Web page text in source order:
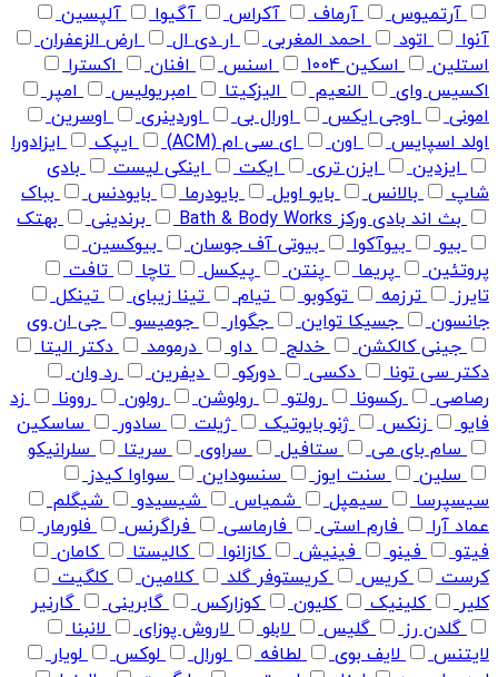
آرتمیوس آرماف آکراس آگیوا
آلپسین
آنوا
اتود احمد المغربی ار دی ال
ارض الزعفران
استلین
اسکین 1004 اسنس افنان
اکسترا
اکسیس وای
النعیم الیزکیتا امبریولیس
امپر
امونی
اوجی ایکس اورال بی اوردینری
اوسرین
اولد اسپایس
اون ای سی ام (ACM) ایپک
ایزادورا
ایزدین
ایزن تری ایکت اینکی لیست
بادی
شاپ
بالانس بایو اویل بایودرما بایودنس
بباک
بث اند بادی ورکز Bath & Body Works
برندینی
بهتک
بیو
بیوآکوا بیوتی آف جوسان
بیوکسین
پروتئین
پریما پنتن پیکسل تاچا
تافت
تایرز
ترزمه توکوبو تیام تینا زیبای
تینکل
جانسون
جسیکا تواین جگوار جومیسو
جی ان وی
جینی کالکشن
خدلج داو درمومد
دکتر الیتا
دکتر سی تونا
دکسی دورکو دیفرین
رد وان
رصاصی
رکسونا رولتو رولوشن رولون روونا
زد
فایو
زنکس ژنو بایوتیک ژیلت سادور
ساسکین
سام بای می
ستافیل سراوی سریتا
سلرانیکو
سلین
سنت ایوز سنسوداین
سواوا کیدز
سیسپرسا
سیمپل شمیاس شیسیدو
شیگلم
عماد آرا
فارم استی فارماسی فراگرنس
فلورمار
فیتو
فینو فینیش کازانوا کالیستا
کامان
کرست
کریس کریستوفر گلد کلامین
کلگیت
کلیر
کلینیک کلیون کوزارکس گابرینی
گارنیر
گلدن رز
گلیس لابلو لاروش پوزای
لانبنا
لایتنس
لایف بوی لطافه لورال لوکس
لویار